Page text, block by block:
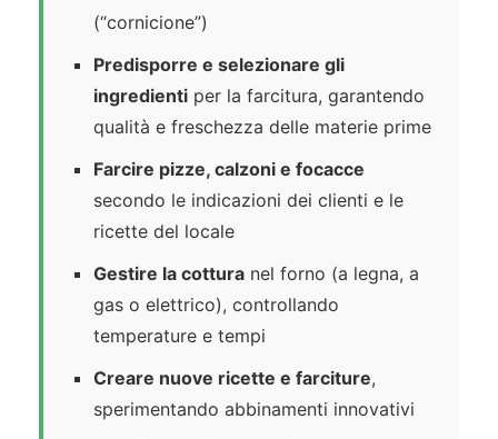
(“cornicione”)
Predisporre e selezionare gli
ingredienti per la farcitura, garantendo
qualità e freschezza delle materie prime
Farcire pizze, calzoni e focacce
secondo le indicazioni dei clienti e le
ricette del locale
Gestire la cottura nel forno (a legna, a
gas o elettrico), controllando
temperature e tempi
Creare nuove ricette e farciture,
sperimentando abbinamenti innovativi